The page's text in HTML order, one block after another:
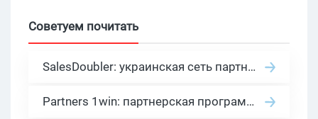
Советуем почитать
SalesDoubler: украинская сеть партнерских программ с оплатой за действие
Partners 1win: партнерская программа казино в нише гемблинг арбитраж